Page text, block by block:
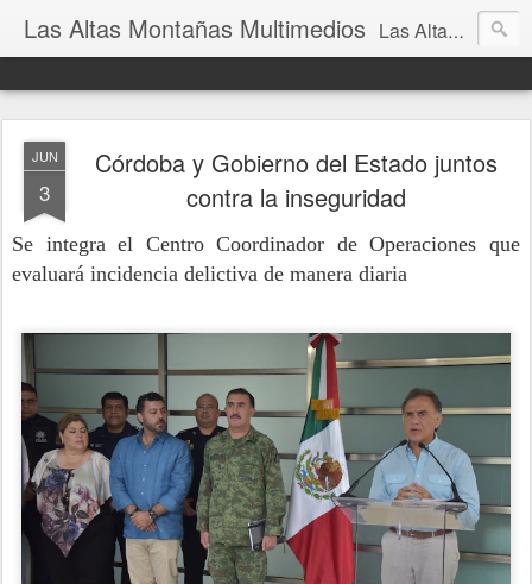
Las Altas Montañas Multimedios Las Altas Montañas Multimedios
JUN
3
Córdoba y Gobierno del Estado juntos
contra la inseguridad
Se integra el Centro Coordinador de Operaciones que
evaluará incidencia delictiva de manera diaria